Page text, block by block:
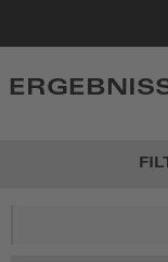
Startseite